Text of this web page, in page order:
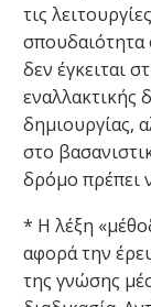
τις
σπουδαιότητα
δεν έγκειται
εναλλακτικής
δημιουργίας,
στο
δρόμο πρέπει
* Η λέξη
αφορά την
της γνώσης